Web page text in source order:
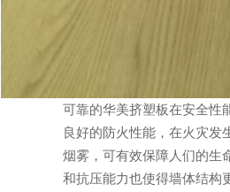
可靠的华美挤塑板在安全性
良好的防火性能，在火灾发
烟雾，可有效保障人们的生
和抗压能力也使得墙体结构